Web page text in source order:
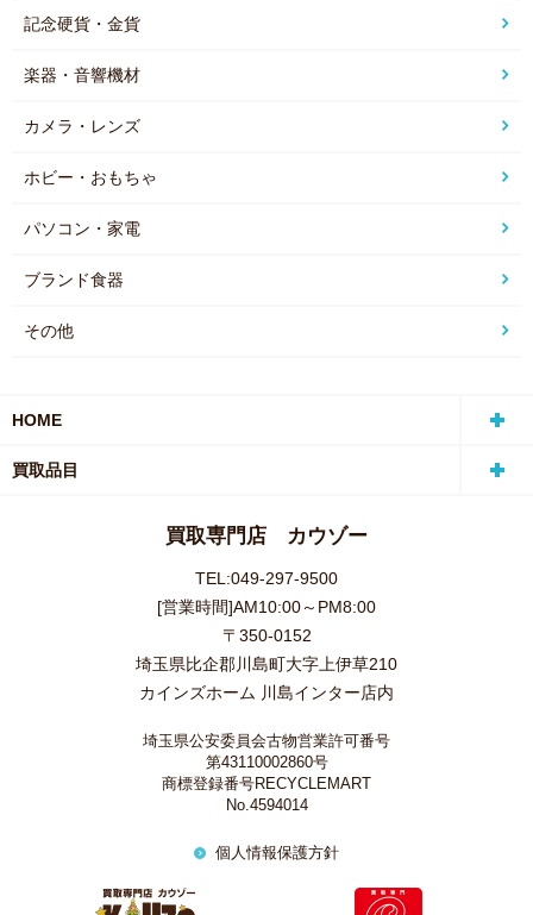
記念硬貨・金貨
楽器・音響機材
カメラ・レンズ
ホビー・おもちゃ
パソコン・家電
ブランド食器
その他
HOME
買取品目
買取専門店 カウゾー
TEL:049-297-9500
[営業時間]AM10:00～PM8:00
〒350-0152
埼玉県比企郡川島町大字上伊草210
カインズホーム 川島インター店内
埼玉県公安委員会古物営業許可番号
第43110002860号
商標登録番号RECYCLEMART
No.4594014
個人情報保護方針